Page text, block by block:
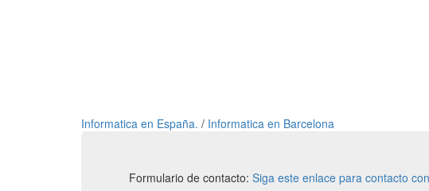
Informatica en España. / Informatica en Barcelona
Formulario de contacto: Siga este enlace para contacto